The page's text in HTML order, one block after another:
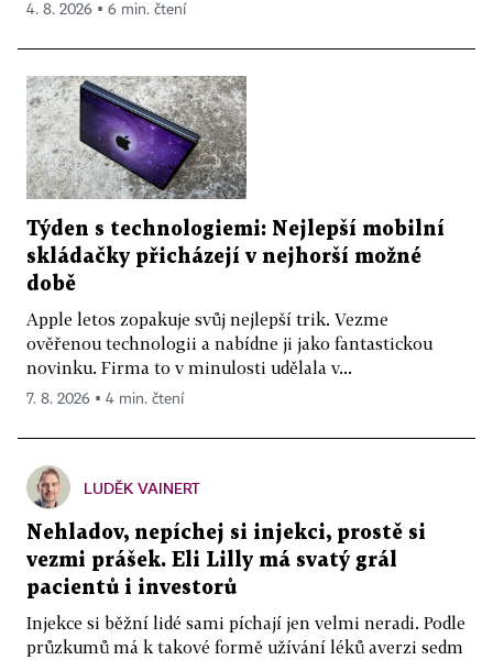
4. 8. 2026 ▪ 6 min. čtení
Týden s technologiemi: Nejlepší mobilní
skládačky přicházejí v nejhorší možné
době
Apple letos zopakuje svůj nejlepší trik. Vezme
ověřenou technologii a nabídne ji jako fantastickou
novinku. Firma to v minulosti udělala v...
7. 8. 2026 ▪ 4 min. čtení
LUDĚK VAINERT
Nehladov, nepíchej si injekci, prostě si
vezmi prášek. Eli Lilly má svatý grál
pacientů i investorů
Injekce si běžní lidé sami píchají jen velmi neradi. Podle
průzkumů má k takové formě užívání léků averzi sedm